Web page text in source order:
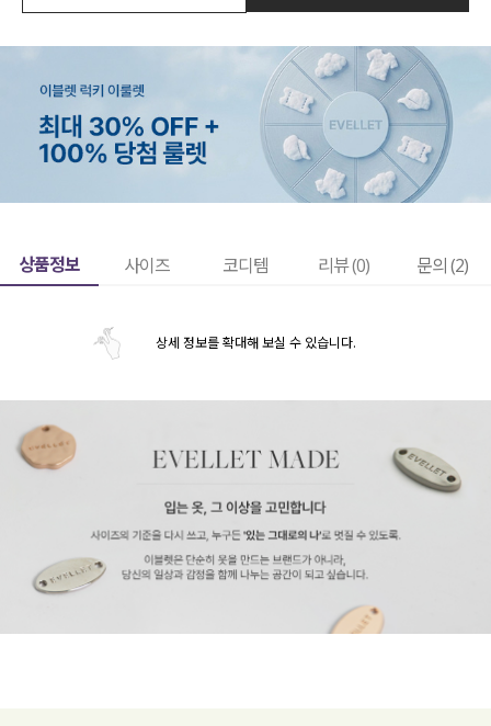
상품정보 사이즈 코디템 리뷰 (0) 문의 (2)
상세 정보를 확대해 보실 수 있습니다.